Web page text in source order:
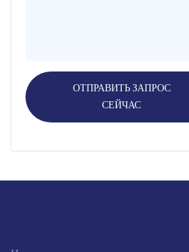
ОТПРАВИТЬ ЗАПРОС
СЕЙЧАС